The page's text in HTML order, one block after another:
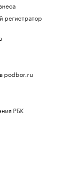
регистратор
podbor.ru
РБК